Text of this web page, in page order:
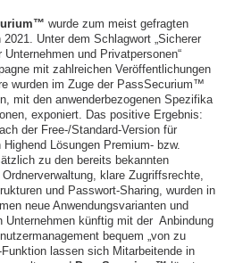
wurde zum meist gefragten
Unter dem Schlagwort „Sicherer
und Privatpersonen“
mit zahlreichen Veröffentlichungen
wurden im Zuge der PassSecurium™
mit den anwenderbezogenen Spezifika
exponiert. Das positive Ergebnis:
der Free-/Standard-Version für
Lösungen Premium- bzw.
zu den bereits bekannten
klare Zugriffsrechte,
und Passwort-Sharing, wurden in
neue Anwendungsvarianten und
Unternehmen künftig mit der Anbindung
bequem „von zu
Funktion lassen sich Mitarbeitende in